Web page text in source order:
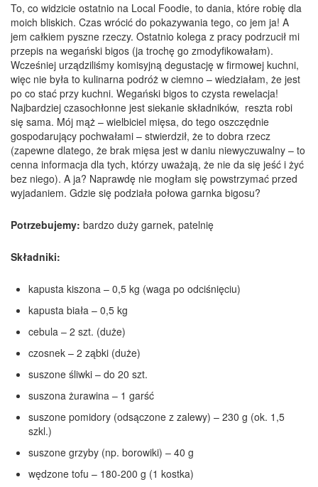
To, co widzicie ostatnio na Local Foodie, to dania, które robię dla
moich bliskich. Czas wrócić do pokazywania tego, co jem ja! A
jem całkiem pyszne rzeczy. Ostatnio kolega z pracy podrzucił mi
przepis na wegański bigos (ja trochę go zmodyfikowałam).
Wcześniej urządziliśmy komisyjną degustację w firmowej kuchni,
więc nie była to kulinarna podróż w ciemno – wiedziałam, że jest
po co stać przy kuchni. Wegański bigos to czysta rewelacja!
Najbardziej czasochłonne jest siekanie składników, reszta robi
się sama. Mój mąż – wielbiciel mięsa, do tego oszczędnie
gospodarujący pochwałami – stwierdził, że to dobra rzecz
(zapewne dlatego, że brak mięsa jest w daniu niewyczuwalny – to
cenna informacja dla tych, którzy uważają, że nie da się jeść i żyć
bez niego). A ja? Naprawdę nie mogłam się powstrzymać przed
wyjadaniem. Gdzie się podziała połowa garnka bigosu?
Potrzebujemy: bardzo duży garnek, patelnię
Składniki:
kapusta kiszona – 0,5 kg (waga po odciśnięciu)
kapusta biała – 0,5 kg
cebula – 2 szt. (duże)
czosnek – 2 ząbki (duże)
suszone śliwki – do 20 szt.
suszona żurawina – 1 garść
suszone pomidory (odsączone z zalewy) – 230 g (ok. 1,5
szkl.)
suszone grzyby (np. borowiki) – 40 g
wędzone tofu – 180-200 g (1 kostka)